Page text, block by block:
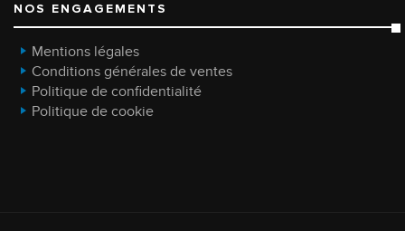
NOS ENGAGEMENTS
Mentions légales
Conditions générales de ventes
Politique de confidentialité
Politique de cookie